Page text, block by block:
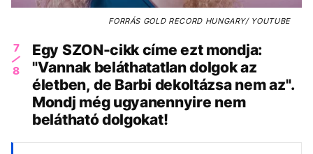
FORRÁS GOLD RECORD HUNGARY/ YOUTUBE
7
8
Egy SZON-cikk címe ezt mondja:
"Vannak beláthatatlan dolgok az
életben, de Barbi dekoltázsa nem az".
Mondj még ugyanennyire nem
belátható dolgokat!